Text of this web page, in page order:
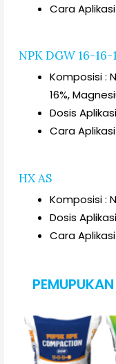
Cara
NPK DGW 16-16-
Komposisi :
16%,
Dosis
Cara
HX AS
Komposisi :
Dosis
Cara